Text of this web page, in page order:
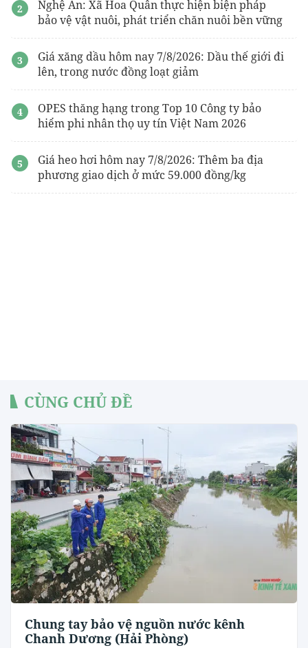
Nghệ An: Xã Hoa Quân thực hiện biện pháp
bảo vệ vật nuôi, phát triển chăn nuôi bền vững
Giá xăng dầu hôm nay 7/8/2026: Dầu thế giới đi
lên, trong nước đồng loạt giảm
OPES thăng hạng trong Top 10 Công ty bảo
hiểm phi nhân thọ uy tín Việt Nam 2026
Giá heo hơi hôm nay 7/8/2026: Thêm ba địa
phương giao dịch ở mức 59.000 đồng/kg
CÙNG CHỦ ĐỀ
Chung tay bảo vệ nguồn nước kênh
Chanh Dương (Hải Phòng)